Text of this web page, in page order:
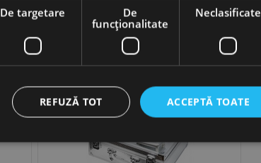
MED+
De targetare
De
funcţionalitate
Neclasificate
ACCEPTĂ TOATE
REFUZĂ TOT